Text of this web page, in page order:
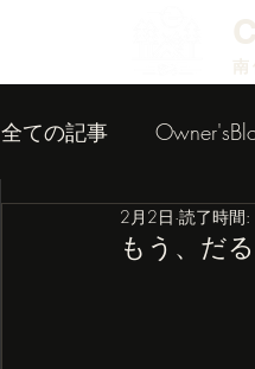
全ての記事
小屋作り内装編
もう、だ
2月2日 読了時間